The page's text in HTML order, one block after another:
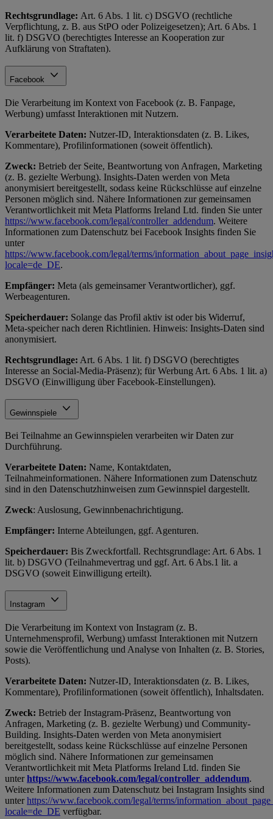
Rechtsgrundlage: Art. 6 Abs. 1 lit. c) DSGVO (rechtliche
Verpflichtung, z. B. aus StPO oder Polizeigesetzen); Art. 6 Abs. 1
lit. f) DSGVO (berechtigtes Interesse an Kooperation zur
Aufklärung von Straftaten).
Facebook
Die Verarbeitung im Kontext von Facebook (z. B. Fanpage,
Werbung) umfasst Interaktionen mit Nutzern.
Verarbeitete Daten: Nutzer-ID, Interaktionsdaten (z. B. Likes,
Kommentare), Profilinformationen (soweit öffentlich).
Zweck: Betrieb der Seite, Beantwortung von Anfragen, Marketing
(z. B. gezielte Werbung). Insights-Daten werden von Meta
anonymisiert bereitgestellt, sodass keine Rückschlüsse auf einzelne
Personen möglich sind. Nähere Informationen zur gemeinsamen
Verantwortlichkeit mit Meta Platforms Ireland Ltd. finden Sie unter
https://www.facebook.com/legal/controller_addendum. Weitere
Informationen zum Datenschutz bei Facebook Insights finden Sie
unter
https://www.facebook.com/legal/terms/
locale=de_DE.
Empfänger: Meta (als gemeinsamer Verantwortlicher), ggf.
Werbeagenturen.
Speicherdauer: Solange das Profil aktiv ist oder bis Widerruf,
Meta-speicher nach deren Richtlinien. Hinweis: Insights-Daten sind
anonymisiert.
Rechtsgrundlage: Art. 6 Abs. 1 lit. f) DSGVO (berechtigtes
Interesse an Social-Media-Präsenz); für Werbung Art. 6 Abs. 1 lit. a)
DSGVO (Einwilligung über Facebook-Einstellungen).
Gewinnspiele
Bei Teilnahme an Gewinnspielen verarbeiten wir Daten zur
Durchführung.
Verarbeitete Daten: Name, Kontaktdaten,
Teilnahmeinformationen. Nähere Informationen zum Datenschutz
sind in den Datenschutzhinweisen zum Gewinnspiel dargestellt.
Zweck: Auslosung, Gewinnbenachrichtigung.
Empfänger: Interne Abteilungen, ggf. Agenturen.
Speicherdauer: Bis Zweckfortfall. Rechtsgrundlage: Art. 6 Abs. 1
lit. b) DSGVO (Teilnahmevertrag und ggf. Art. 6 Abs.1 lit. a
DSGVO (soweit Einwilligung erteilt).
Instagram
Die Verarbeitung im Kontext von Instagram (z. B.
Unternehmensprofil, Werbung) umfasst Interaktionen mit Nutzern
sowie die Veröffentlichung und Analyse von Inhalten (z. B. Stories,
Posts).
Verarbeitete Daten: Nutzer-ID, Interaktionsdaten (z. B. Likes,
Kommentare), Profilinformationen (soweit öffentlich), Inhaltsdaten.
Zweck: Betrieb der Instagram-Präsenz, Beantwortung von
Anfragen, Marketing (z. B. gezielte Werbung) und Community-
Building. Insights-Daten werden von Meta anonymisiert
bereitgestellt, sodass keine Rückschlüsse auf einzelne Personen
möglich sind. Nähere Informationen zur gemeinsamen
Verantwortlichkeit mit Meta Platforms Ireland Ltd. finden Sie
unter https://www.facebook.com/legal/controller_addendum.
Weitere Informationen zum Datenschutz bei Instagram Insights sind
unter https://www.facebook.com/legal/terms/
locale=de_DE verfügbar.